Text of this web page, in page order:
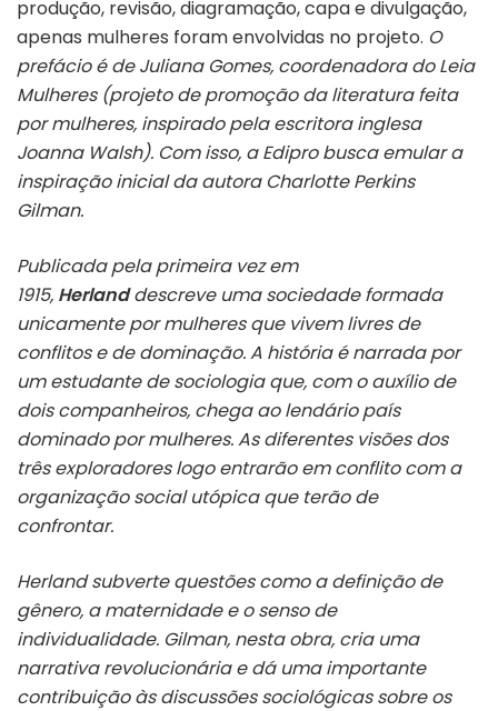
produção, revisão, diagramação, capa e divulgação,
apenas mulheres foram envolvidas no projeto. O
prefácio é de Juliana Gomes, coordenadora do Leia
Mulheres (projeto de promoção da literatura feita
por mulheres, inspirado pela escritora inglesa
Joanna Walsh). Com isso, a Edipro busca emular a
inspiração inicial da autora Charlotte Perkins
Gilman.
Publicada pela primeira vez em
1915, Herlanddescreve uma sociedade formada
unicamente por mulheres que vivem livres de
conflitos e de dominação. A história é narrada por
um estudante de sociologia que, com o auxílio de
dois companheiros, chega ao lendário país
dominado por mulheres. As diferentes visões dos
três exploradores logo entrarão em conflito com a
organização social utópica que terão de
confrontar.
Herland subverte questões como a definição de
gênero, a maternidade e o senso de
individualidade. Gilman, nesta obra, cria uma
narrativa revolucionária e dá uma importante
contribuição às discussões sociológicas sobre os